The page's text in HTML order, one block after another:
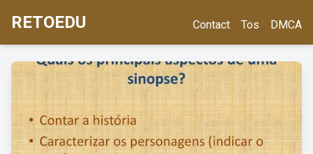
RETOEDU Contact Tos DMCA